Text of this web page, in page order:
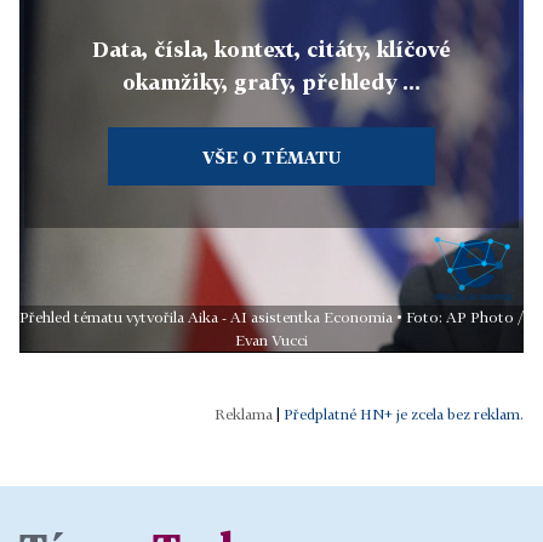
Data, čísla, kontext, citáty, klíčové
okamžiky, grafy, přehledy ...
VŠE O TÉMATU
Přehled tématu vytvořila Aika - AI asistentka Economia • Foto: AP Photo /
Evan Vucci
Předplatné HN+ je zcela bez reklam.